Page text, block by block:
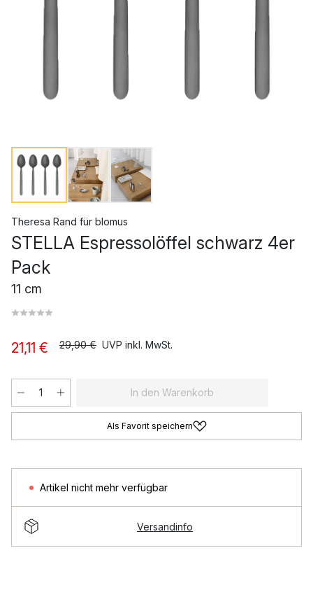
Theresa Rand für blomus
STELLA Espressolöffel schwarz 4er
Pack
11 cm
21,11 € 29,90 € UVP inkl. MwSt.
In den Warenkorb
Als Favorit speichern
Artikel nicht mehr verfügbar
Versandinfo